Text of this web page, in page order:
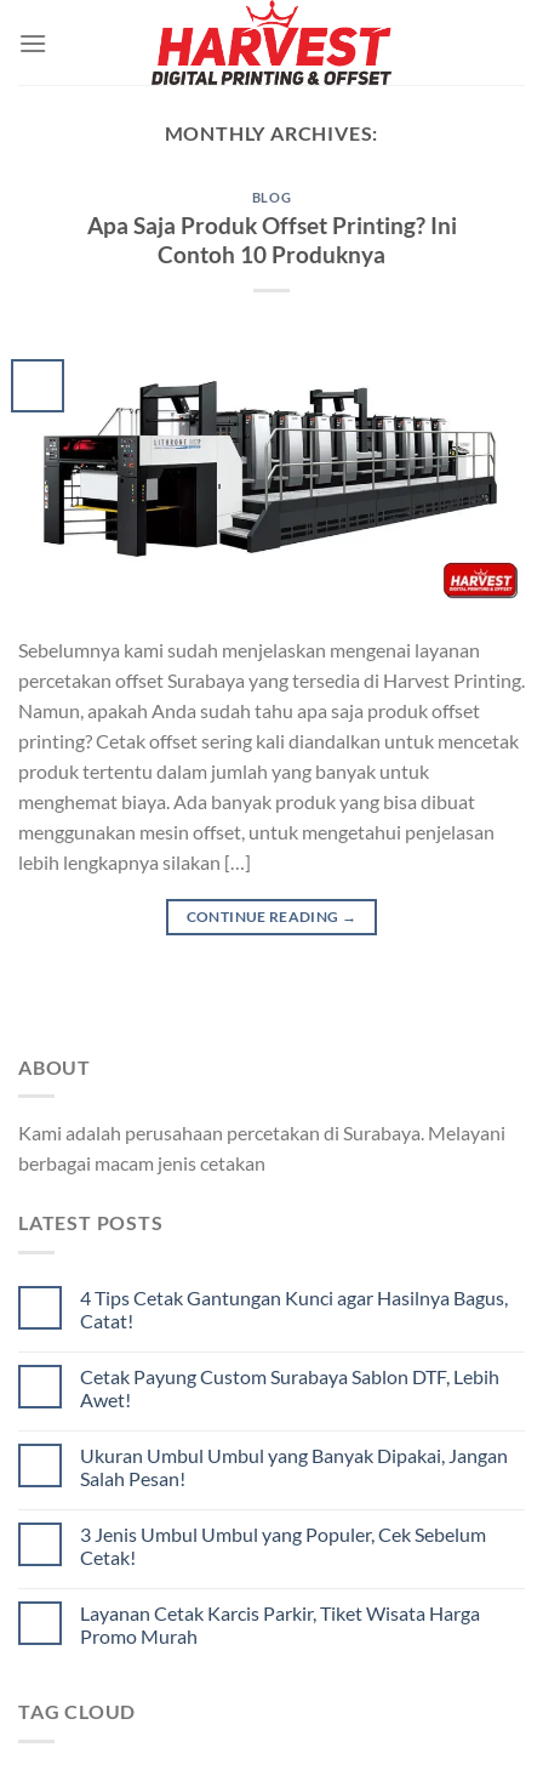
MONTHLY ARCHIVES:
BLOG
Apa Saja Produk Offset Printing? Ini
Contoh 10 Produknya
Sebelumnya kami sudah menjelaskan mengenai layanan
percetakan offset Surabaya yang tersedia di Harvest Printing.
Namun, apakah Anda sudah tahu apa saja produk offset
printing? Cetak offset sering kali diandalkan untuk mencetak
produk tertentu dalam jumlah yang banyak untuk
menghemat biaya. Ada banyak produk yang bisa dibuat
menggunakan mesin offset, untuk mengetahui penjelasan
lebih lengkapnya silakan […]
CONTINUE READING →
ABOUT
Kami adalah perusahaan percetakan di Surabaya. Melayani
berbagai macam jenis cetakan
LATEST POSTS
4 Tips Cetak Gantungan Kunci agar Hasilnya Bagus,
Catat!
Cetak Payung Custom Surabaya Sablon DTF, Lebih
Awet!
Ukuran Umbul Umbul yang Banyak Dipakai, Jangan
Salah Pesan!
3 Jenis Umbul Umbul yang Populer, Cek Sebelum
Cetak!
Layanan Cetak Karcis Parkir, Tiket Wisata Harga
Promo Murah
TAG CLOUD